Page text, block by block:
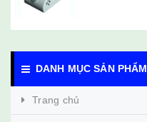
DANH MỤC SẢN PHẨM
Trang chủ